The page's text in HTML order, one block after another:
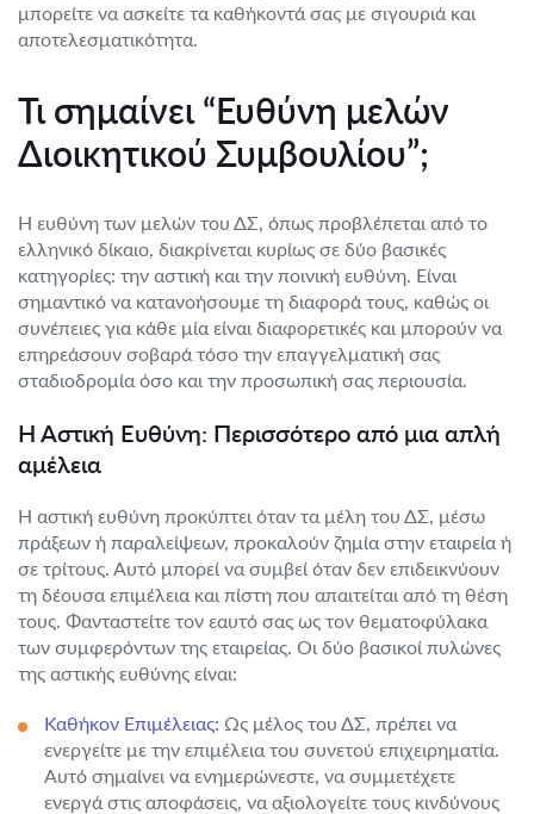
μπορείτε να ασκείτε τα καθήκοντά σας με σιγουριά και
αποτελεσματικότητα.
Τι σημαίνει “Ευθύνη μελών
Διοικητικού Συμβουλίου”;
Η ευθύνη των μελών του ΔΣ, όπως προβλέπεται από το
ελληνικό δίκαιο, διακρίνεται κυρίως σε δύο βασικές
κατηγορίες: την αστική και την ποινική ευθύνη. Είναι
σημαντικό να κατανοήσουμε τη διαφορά τους, καθώς οι
συνέπειες για κάθε μία είναι διαφορετικές και μπορούν να
επηρεάσουν σοβαρά τόσο την επαγγελματική σας
σταδιοδρομία όσο και την προσωπική σας περιουσία.
Η Αστική Ευθύνη: Περισσότερο από μια απλή
αμέλεια
Η αστική ευθύνη προκύπτει όταν τα μέλη του ΔΣ, μέσω
πράξεων ή παραλείψεων, προκαλούν ζημία στην εταιρεία ή
σε τρίτους. Αυτό μπορεί να συμβεί όταν δεν επιδεικνύουν
τη δέουσα επιμέλεια και πίστη που απαιτείται από τη θέση
τους. Φανταστείτε τον εαυτό σας ως τον θεματοφύλακα
των συμφερόντων της εταιρείας. Οι δύο βασικοί πυλώνες
της αστικής ευθύνης είναι:
Καθήκον Επιμέλειας: Ως μέλος του ΔΣ, πρέπει να
ενεργείτε με την επιμέλεια του συνετού επιχειρηματία.
Αυτό σημαίνει να ενημερώνεστε, να συμμετέχετε
ενεργά στις αποφάσεις, να αξιολογείτε τους κινδύνους